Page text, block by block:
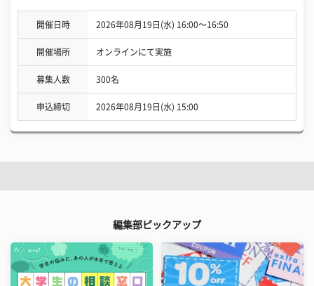
開催日時 2026年08月19日(水) 16:00〜16:50
開催場所 オンラインにて実施
募集人数 300名
申込締切 2026年08月19日(水) 15:00
編集部ピックアップ